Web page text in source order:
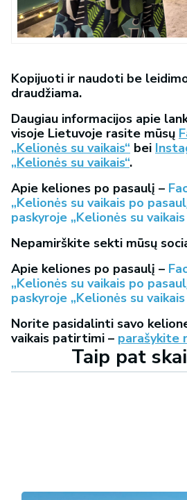
Kopijuoti ir naudoti be
draudžiama.
Daugiau informacijos apie
visoje Lietuvoje rasite mūsų
„Kelionės su vaikais“ bei
„Kelionės su vaikais“.
Apie keliones po pasaulį –
„Kelionės su vaikais po
paskyroje „Kelionės su
Nepamirškite sekti mūsų
Apie keliones po pasaulį –
„Kelionės su vaikais po
paskyroje „Kelionės su
Norite pasidalinti savo
vaikais patirtimi – parašykite
Taip pat